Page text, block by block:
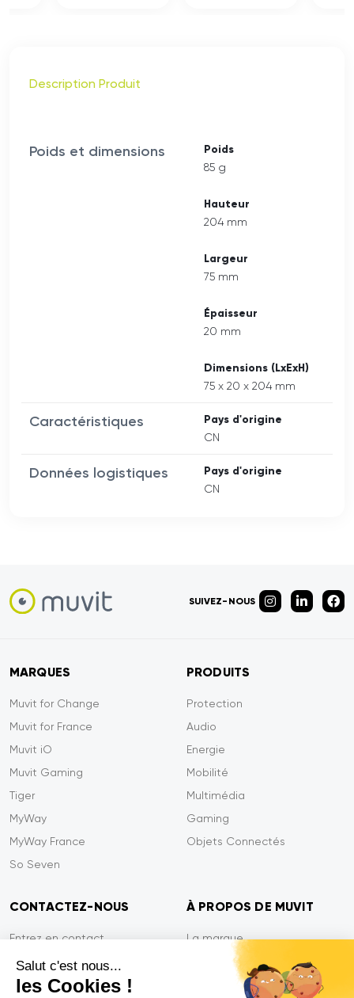
Salut c'est nous...
les Cookies !
Description Produit
Poids et dimensions Poids
85 g
Hauteur
204 mm
Largeur
75 mm
Épaisseur
20 mm
Dimensions (LxExH)
75 x 20 x 204 mm
Caractéristiques Pays d'origine
CN
Données logistiques Pays d'origine
CN
SUIVEZ-NOUS
MARQUES
Muvit for Change
Muvit for France
Muvit iO
Muvit Gaming
Tiger
MyWay
MyWay France
So Seven
PRODUITS
Protection
Audio
Energie
Mobilité
Multimédia
Gaming
Objets Connectés
CONTACTEZ-NOUS
Entrez en contact
Paiement sécurisé
Efficacité du service
À PROPOS DE MUVIT
La marque
Confidentialité